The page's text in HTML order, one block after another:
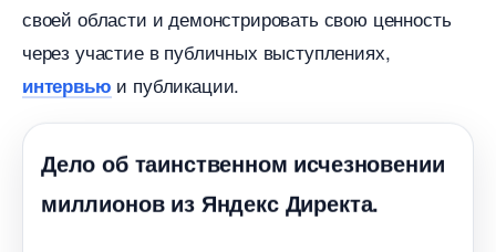
своей области и демонстрировать свою ценность
через участие в публичных выступлениях,
интервью и публикации.
Дело об таинственном исчезновении
миллионов из Яндекс Директа.